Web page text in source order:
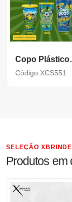
Copo
Código XCS551
SELEÇÃO
Produtos em